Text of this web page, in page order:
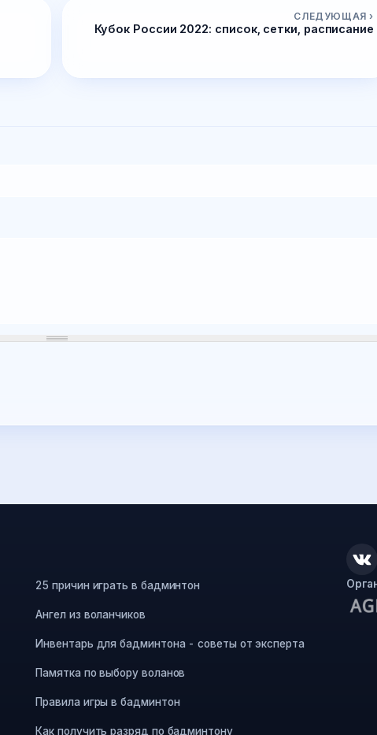
СЛЕДУЮЩАЯ ›
Кубок России 2022: список, сетки, расписание
25 причин играть в бадминтон
Ангел из воланчиков
Инвентарь для бадминтона - советы от эксперта
Памятка по выбору воланов
Правила игры в бадминтон
Как получить разряд по бадминтону